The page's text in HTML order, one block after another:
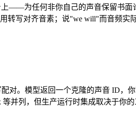
——为任何非你自己的声音保留书
转写对齐音素；说"we will"而音频
对。模型返回一个克隆的声音 ID，
等并列，但生产运行时集成取决于你